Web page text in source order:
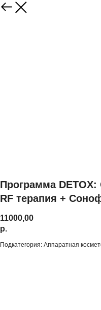
Программа
RF терапия +
11000,00
р.
Подкатегория: Аппаратная